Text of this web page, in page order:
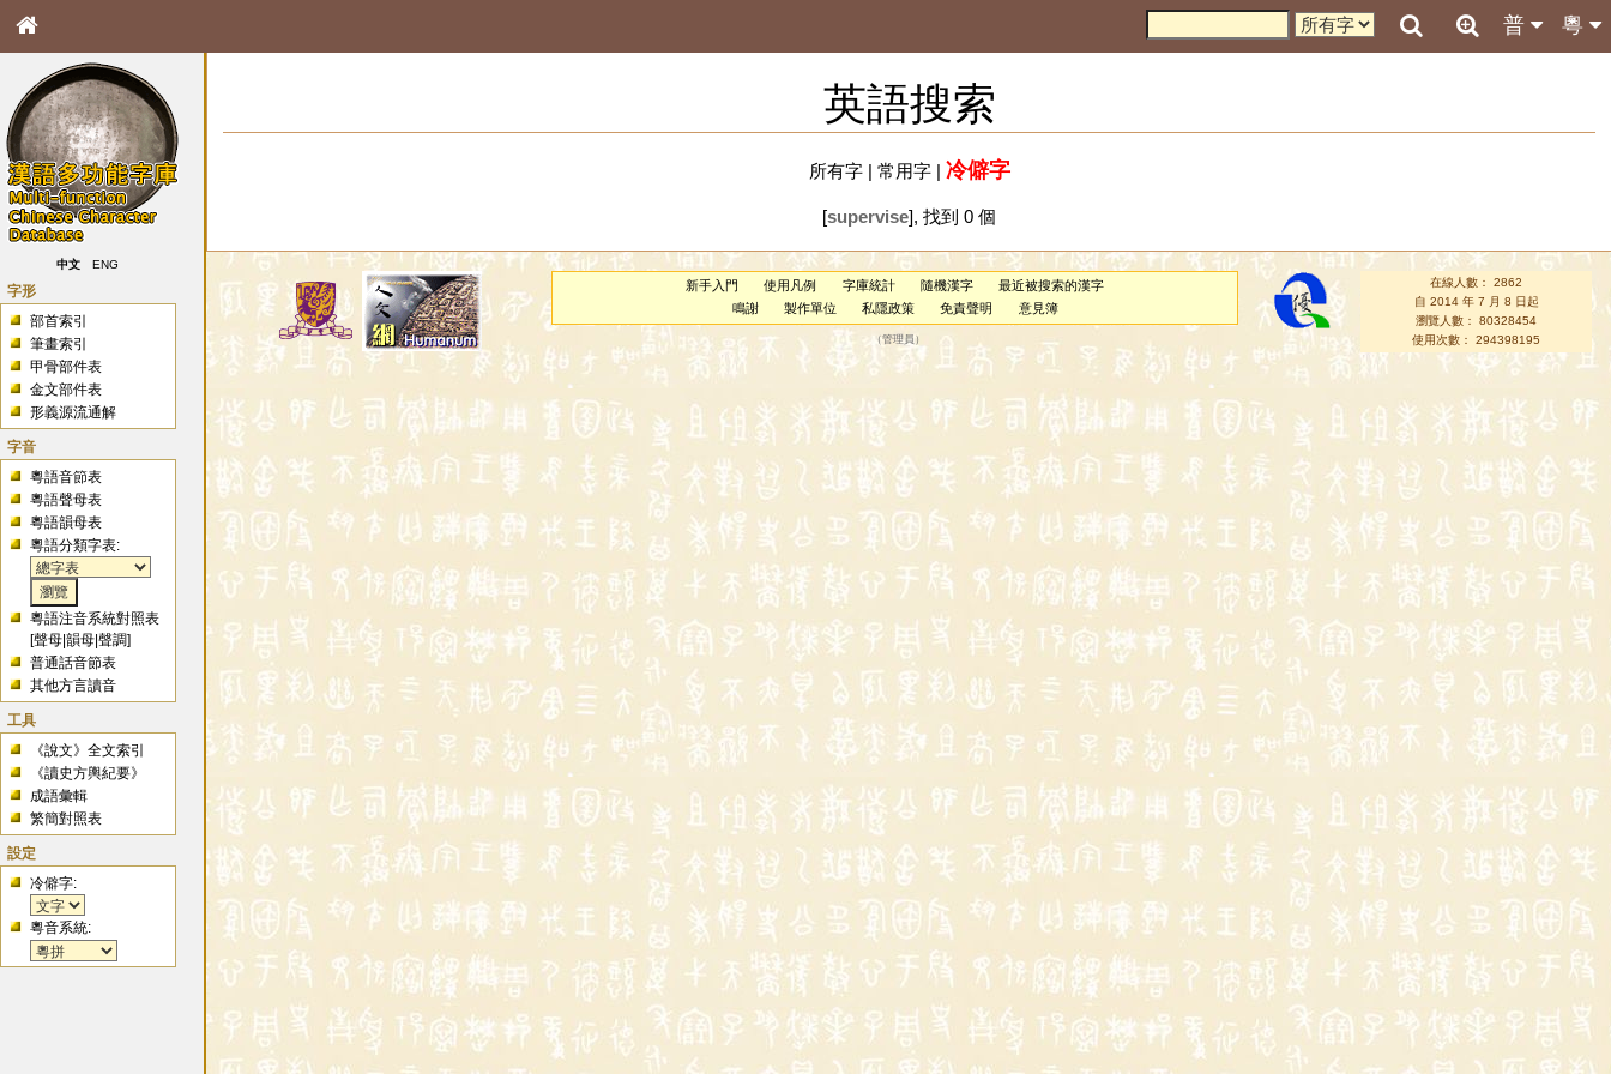
粵
普
中文 ENG
字形
部首索引
筆畫索引
甲骨部件表
金文部件表
形義源流通解
字音
粵語音節表
粵語聲母表
粵語韻母表
粵語分類字表:
粵語注音系統對照表
[聲母 |韻母 |聲調]
普通話音節表
其他方言讀音
工具
《說文》全文索引
《讀史方輿紀要》
成語彙輯
繁簡對照表
設定
冷僻字:
粵音系統:
英語搜索
所有字| 常用字| 冷僻字
[supervise], 找到 0 個
新手入門 使用凡例 字庫統計 隨機漢字
最近被搜索的漢字
鳴謝
製作單位 私隱政策 免責聲明 意見簿
（管理員 ）
在線人數： 2862
自 2014 年 7 月 8 日起
瀏覽人數： 80328454
使用次數： 294398195